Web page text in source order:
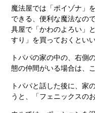
魔法屋では「ポイゾナ」
できる、便利な魔法なの
具屋で「かわのよろい」
すり」を買っておくとい
トパパの家の中の、右側
態の仲間がいる場合は、
トパパと話した後に、家
うと、「フェニックスの